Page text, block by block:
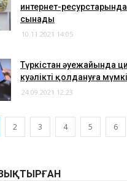
интернет-
сынады
10.11.2021 14:05
Түркістан әуежайында
куәлікті қолдануға
24.09.2021 12:23
2 3 4 5 6